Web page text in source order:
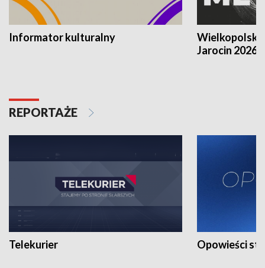
Informator kulturalny
Jarocin 2026
REPORTAŻE
Telekurier Opowieści